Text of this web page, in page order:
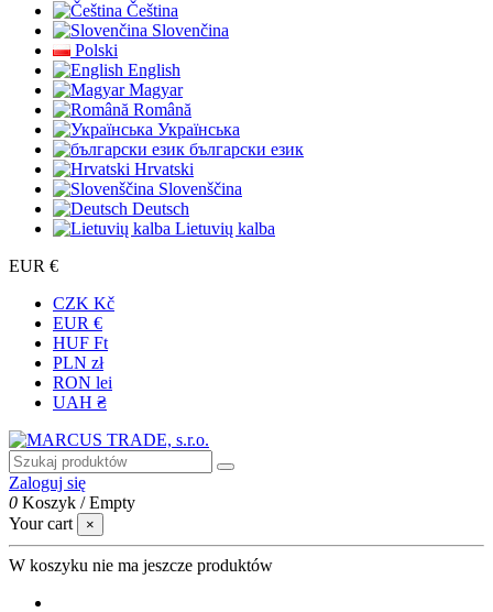
Čeština
Slovenčina
Polski
English
Magyar
Română
Українська
български език
Hrvatski
Slovenščina
Deutsch
Lietuvių kalba
EUR €
CZK Kč
EUR €
HUF Ft
PLN zł
RON lei
UAH ₴
Zaloguj się
0 Koszyk /Empty
Your cart
×
W koszyku nie ma jeszcze produktów